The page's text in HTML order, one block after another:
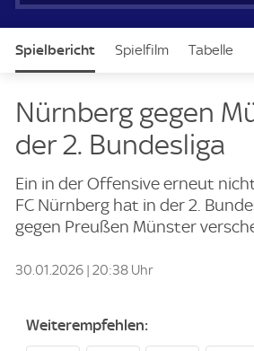
t
e
u
Spielbericht Spielfilm Tabelle
Nürnberg gegen
der 2. Bundesliga
Ein in der Offensive erneut
FC Nürnberg hat in der 2.
gegen Preußen Münster
30.01.2026 | 20:38 Uhr
Weiterempfehlen: